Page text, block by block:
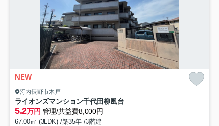
NEW
河内長野市木戸
ライオンズマンション千代田柳風台
5.2万円 管理/共益費8,000円
67.00㎡ (3LDK) /築35年 /3階建